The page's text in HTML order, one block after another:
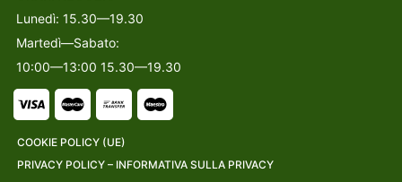
Lunedì: 15.30—19.30
Martedì—Sabato:
10:00—13:00 15.30—19.30
COOKIE POLICY (UE)
PRIVACY POLICY – INFORMATIVA SULLA PRIVACY